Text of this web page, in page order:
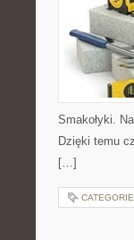
Smakołyki.
Dzięki temu
[…]